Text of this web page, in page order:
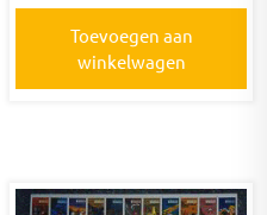
Toevoegen aan
winkelwagen